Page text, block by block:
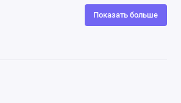
Показать больше